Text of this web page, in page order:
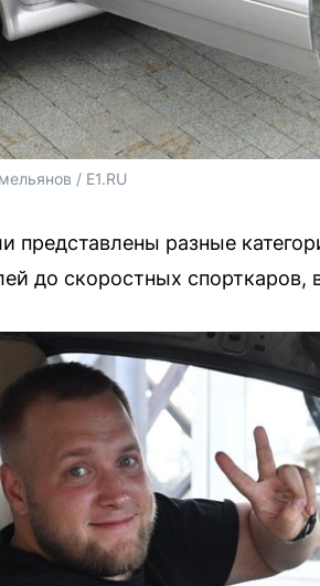
/ E1.RU
представлены разные
до скоростных спорткаров,